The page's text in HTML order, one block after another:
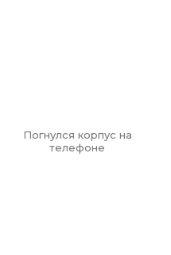
Погнулся корпус на
телефоне